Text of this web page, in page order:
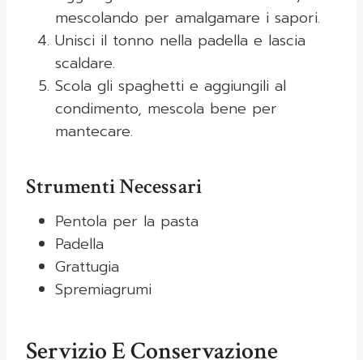
mescolando per amalgamare i sapori.
Unisci il tonno nella padella e lascia
scaldare.
Scola gli spaghetti e aggiungili al
condimento, mescola bene per
mantecare.
Strumenti Necessari
Pentola per la pasta
Padella
Grattugia
Spremiagrumi
Servizio E Conservazione